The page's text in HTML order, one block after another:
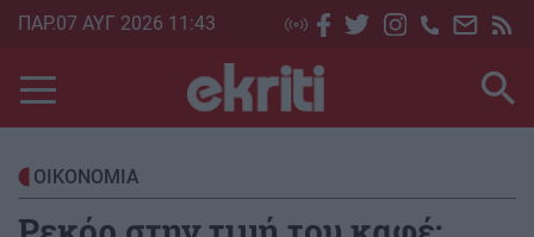
Skip
main
content
ΠΑΡ.07 ΑΥΓ 2026 11:43
ΟΙΚΟΝΟΜΙΑ